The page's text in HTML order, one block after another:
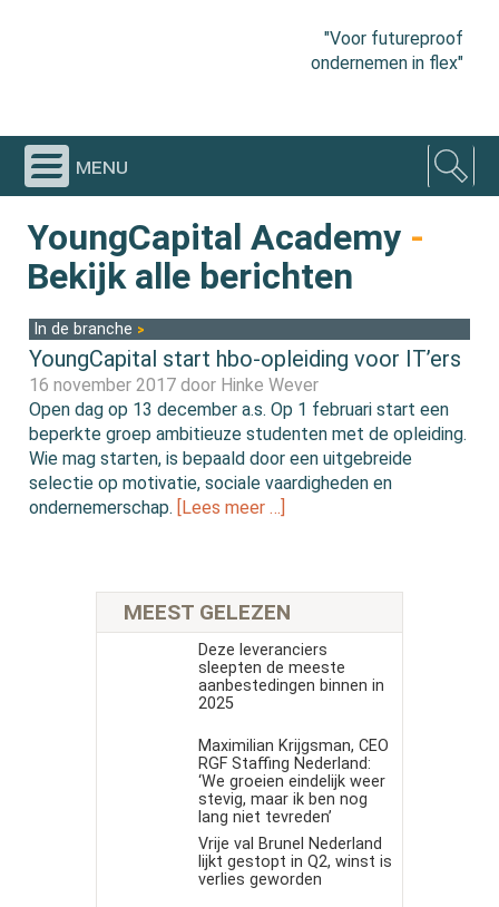
"Voor futureproof
ondernemen in flex"
menu
YoungCapital Academy -
Bekijk alle berichten
In de branche
YoungCapital start hbo-opleiding voor IT’ers
16 november 2017 door Hinke Wever
Open dag op 13 december a.s. Op 1 februari start een
beperkte groep ambitieuze studenten met de opleiding.
Wie mag starten, is bepaald door een uitgebreide
selectie op motivatie, sociale vaardigheden en
ondernemerschap. [Lees meer …]
MEEST GELEZEN
Deze leveranciers
sleepten de meeste
aanbestedingen binnen in
2025
Maximilian Krijgsman, CEO
RGF Staffing Nederland:
‘We groeien eindelijk weer
stevig, maar ik ben nog
lang niet tevreden’
Vrije val Brunel Nederland
lijkt gestopt in Q2, winst is
verlies geworden